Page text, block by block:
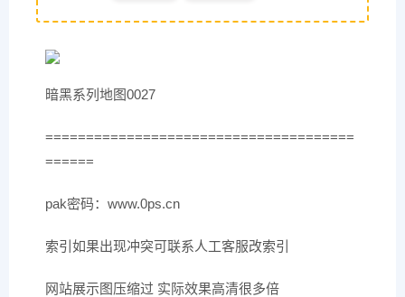
暗黑系列地图0027
======================================
======
pak密码：www.0ps.cn
索引如果出现冲突可联系人工客服改索引
网站展示图压缩过 实际效果高清很多倍